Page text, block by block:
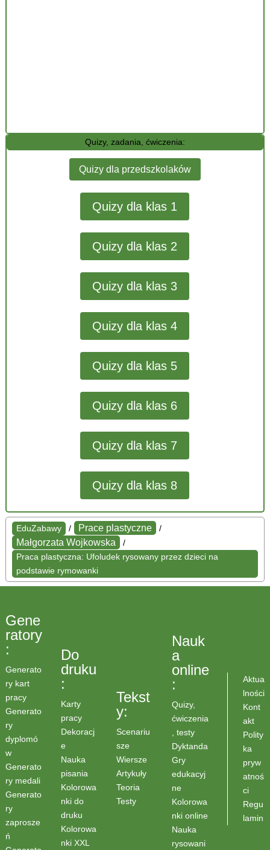
Quizy, zadania, ćwiczenia:
Quizy dla przedszkolaków
Quizy dla klas 1
Quizy dla klas 2
Quizy dla klas 3
Quizy dla klas 4
Quizy dla klas 5
Quizy dla klas 6
Quizy dla klas 7
Quizy dla klas 8
EduZabawy / Prace plastyczne /
Małgorzata Wojkowska
/
Praca plastyczna: Ufoludek rysowany przez dzieci na
podstawie rymowanki
Gene
ratory
:
Generato
ry kart
pracy
Generato
ry
dyplomó
w
Generato
ry medali
Generato
ry
zaprosze
ń
Do
druku
:
Karty
pracy
Dekoracj
e
Nauka
pisania
Kolorowa
nki do
druku
Kolorowa
nki XXL
Tekst
y:
Scenariu
sze
Wiersze
Artykuły
Teoria
Testy
Nauk
a
online
:
Quizy,
ćwiczenia
, testy
Dyktanda
Gry
edukacyj
ne
Kolorowa
nki online
Nauka
rysowani
Aktua
lności
Kont
akt
Polity
ka
pryw
atnoś
ci
Regu
lamin